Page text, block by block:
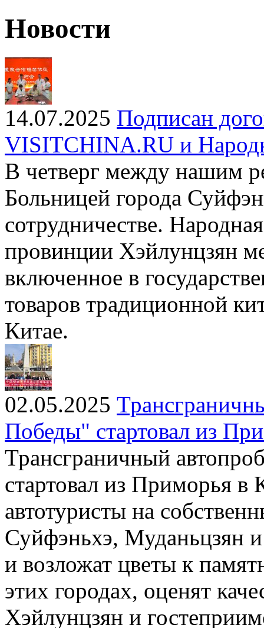
Новости
14.07.2025 Подписан
VISITCHINA.RU и
В четверг между нашим
Больницей города
сотрудничестве.
провинции Хэйлунцзян
включенное в
товаров традиционной
Китае.
02.05.2025
Победы" стартовал из
Трансграничный
стартовал из Приморья в
автотуристы на
Суйфэньхэ, Муданьцзян
и возложат цветы к
этих городах, оценят
Хэйлунцзян и